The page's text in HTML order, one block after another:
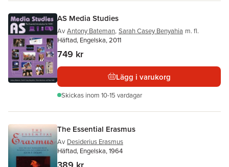
AS Media Studies
Av Antony Bateman, Sarah Casey Benyahia m. fl.
Häftad, Engelska, 2011
749 kr
Lägg i varukorg
Skickas inom 10-15 vardagar
The Essential Erasmus
Av Desiderius Erasmus
Häftad, Engelska, 1964